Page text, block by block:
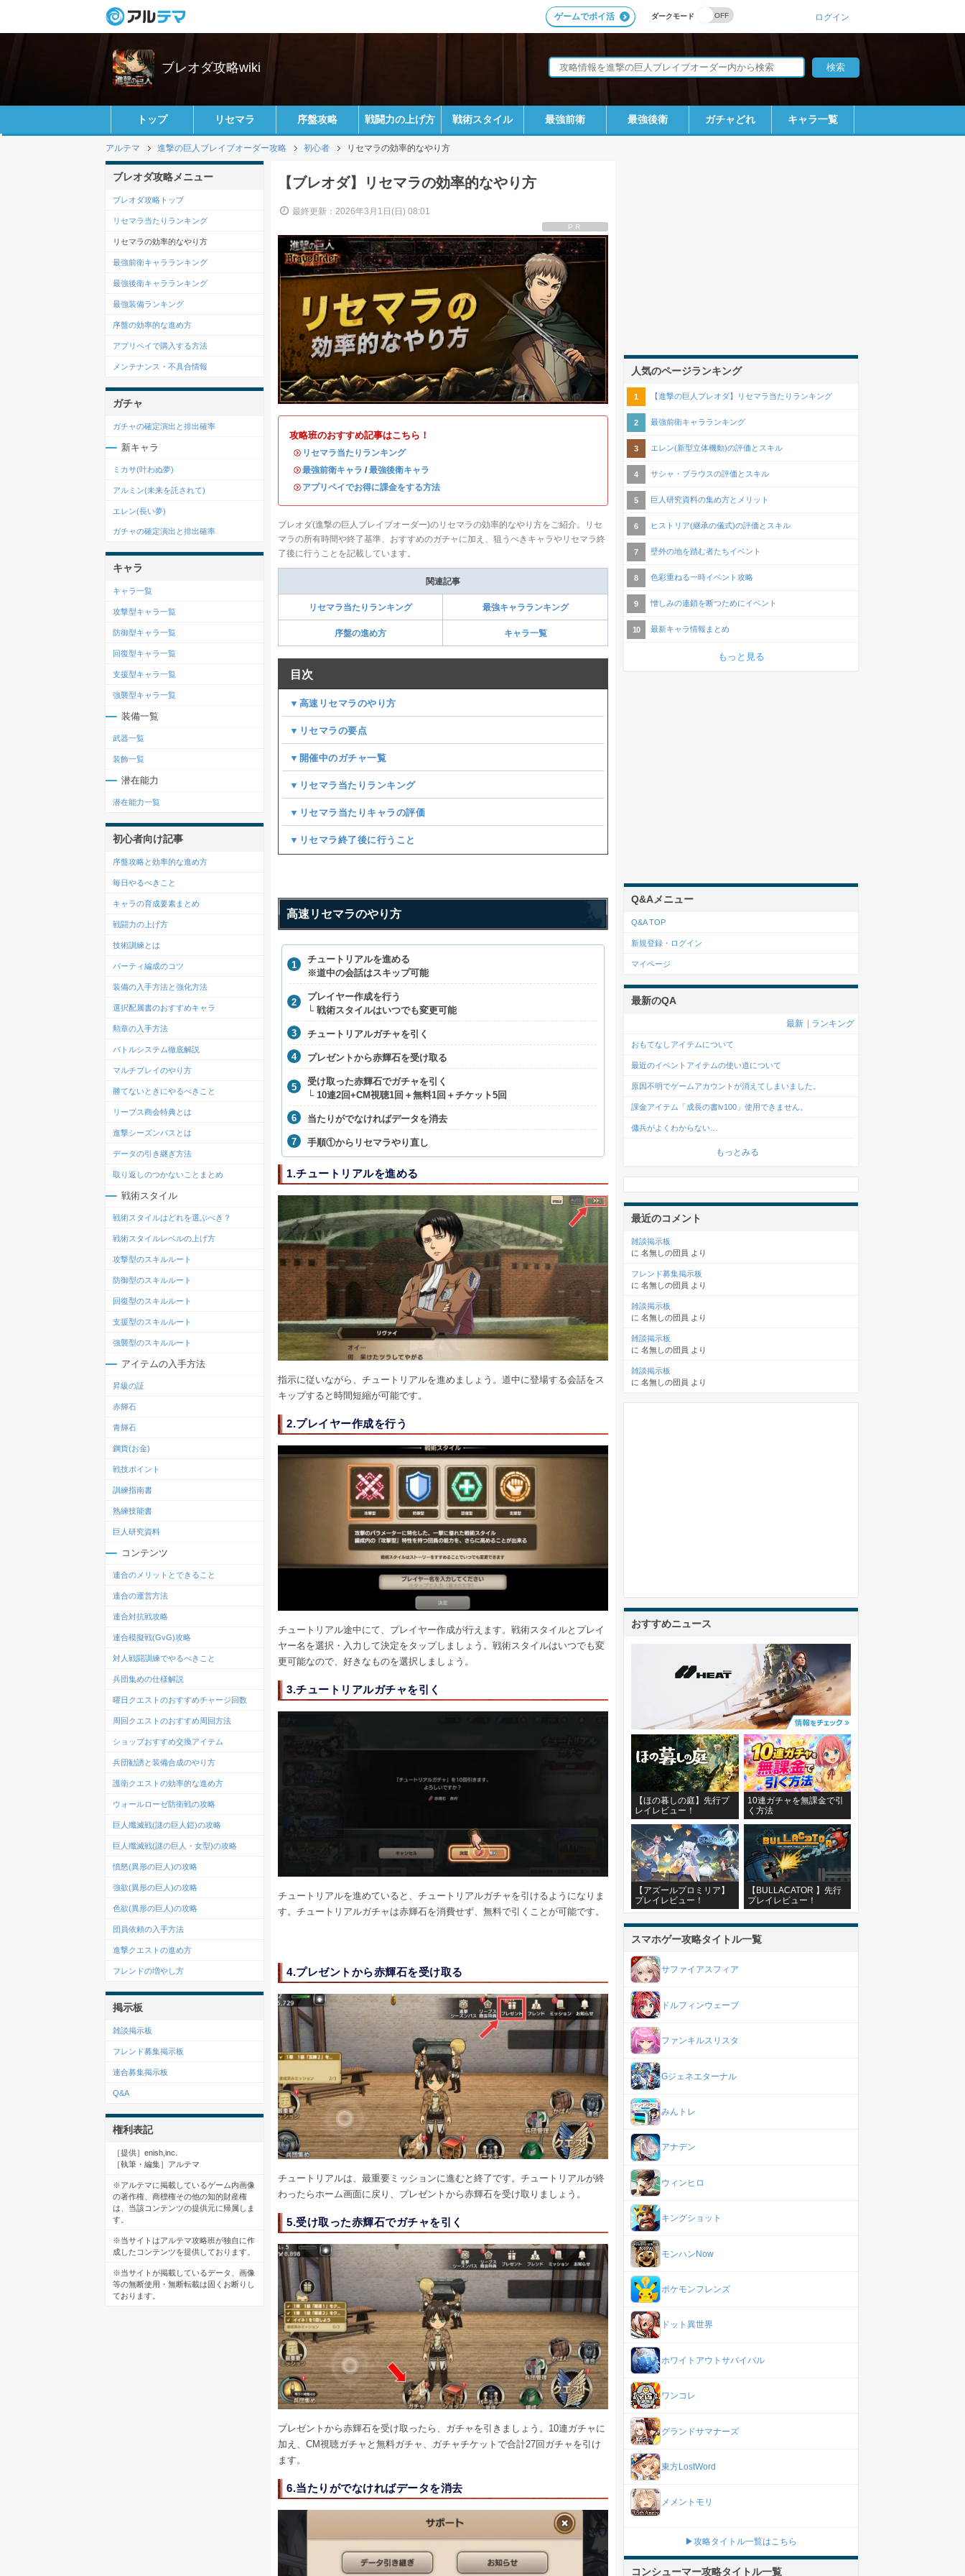
ダークモード
ゲームでポイ活 ログイン
ブレオダ攻略wiki
トップ リセマラ 序盤攻略 戦闘力の上げ方 戦術スタイル 最強前衛 最強後衛 ガチャどれ キャラ一覧
アルテマ 進撃の巨人ブレイブオーダー攻略 初心者 リセマラの効率的なやり方
【ブレオダ】リセマラの効率的なやり方
最終更新：2026年3月1日(日) 08:01
PR
攻略班のおすすめ記事はこちら！
・ リセマラ当たりランキング
・最強前衛キャラ / 最強後衛キャラ
・ アプリペイでお得に課金をする方法
ブレオダ(進撃の巨人ブレイブオーダー)のリセマラの効率的なやり方をご紹介。リセ
マラの所有時間や終了基準、おすすめのガチャに加え、狙うべきキャラやリセマラ終
了後に行うことを記載しています。
関連記事
リセマラ当たりランキング 最強キャラランキング
序盤の進め方 キャラ一覧
目次
▼高速リセマラのやり方
▼リセマラの要点
▼開催中のガチャ一覧
▼リセマラ当たりランキング
▼リセマラ当たりキャラの評価
▼リセマラ終了後に行うこと
高速リセマラのやり方
チュートリアルを進める
※道中の会話はスキップ可能
プレイヤー作成を行う
└ 戦術スタイルはいつでも変更可能
チュートリアルガチャを引く
プレゼントから赤輝石を受け取る
受け取った赤輝石でガチャを引く
└ 10連2回+CM視聴1回＋無料1回＋チケット5回
当たりがでなければデータを消去
手順①からリセマラやり直し
1.チュートリアルを進める
指示に従いながら、チュートリアルを進めましょう。道中に登場する会話をス
キップすると時間短縮が可能です。
2.プレイヤー作成を行う
チュートリアル途中にて、プレイヤー作成が行えます。戦術スタイルとプレイ
ヤー名を選択・入力して決定をタップしましょう。戦術スタイルはいつでも変
更可能なので、好きなものを選択しましょう。
3.チュートリアルガチャを引く
チュートリアルを進めていると、チュートリアルガチャを引けるようになりま
す。チュートリアルガチャは赤輝石を消費せず、無料で引くことが可能です。
4.プレゼントから赤輝石を受け取る
チュートリアルは、最重要ミッションに進むと終了です。チュートリアルが終
わったらホーム画面に戻り、プレゼントから赤輝石を受け取りましょう。
5.受け取った赤輝石でガチャを引く
プレゼントから赤輝石を受け取ったら、ガチャを引きましょう。10連ガチャに
加え、CM視聴ガチャと無料ガチャ、ガチャチケットで合計27回ガチャを引け
ます。
6.当たりがでなければデータを消去
ブレオダ攻略メニュー
ブレオダ攻略トップ
リセマラ当たりランキング
リセマラの効率的なやり方
最強前衛キャラランキング
最強後衛キャラランキング
最強装備ランキング
序盤の効率的な進め方
アプリペイで購入する方法
メンテナンス・不具合情報
ガチャ
ガチャの確定演出と排出確率
新キャラ
ミカサ(叶わぬ夢)
アルミン(未来を託されて)
エレン(長い夢)
ガチャの確定演出と排出確率
キャラ
キャラ一覧
攻撃型キャラ一覧
防御型キャラ一覧
回復型キャラ一覧
支援型キャラ一覧
強襲型キャラ一覧
装備一覧
武器一覧
装飾一覧
潜在能力
潜在能力一覧
初心者向け記事
序盤攻略と効率的な進め方
毎日やるべきこと
キャラの育成要素まとめ
戦闘力の上げ方
技術訓練とは
パーティ編成のコツ
装備の入手方法と強化方法
選択配属書のおすすめキャラ
勲章の入手方法
バトルシステム徹底解説
マルチプレイのやり方
勝てないときにやるべきこと
リーブス商会特典とは
進撃シーズンパスとは
データの引き継ぎ方法
取り返しのつかないことまとめ
戦術スタイル
戦術スタイルはどれを選ぶべき？
戦術スタイルレベルの上げ方
攻撃型のスキルルート
防御型のスキルルート
回復型のスキルルート
支援型のスキルルート
強襲型のスキルルート
アイテムの入手方法
昇級の証
赤輝石
青輝石
鋼貨(お金)
戦技ポイント
訓練指南書
熟練技能書
巨人研究資料
コンテンツ
連合のメリットとできること
連合の運営方法
連合対抗戦攻略
連合模擬戦(GvG)攻略
対人戦闘訓練でやるべきこと
兵団集めの仕様解説
曜日クエストのおすすめチャージ回数
周回クエストのおすすめ周回方法
ショップおすすめ交換アイテム
兵団勧誘と装備合成のやり方
護衛クエストの効率的な進め方
ウォールローゼ防衛戦の攻略
巨人殲滅戦(謎の巨人鎧)の攻略
巨人殲滅戦(謎の巨人・女型)の攻略
憤怒(異形の巨人)の攻略
強欲(異形の巨人)の攻略
色欲(異形の巨人)の攻略
団員依頼の入手方法
進撃クエストの進め方
フレンドの増やし方
掲示板
雑談掲示板
フレンド募集掲示板
連合募集掲示板
Q&A
権利表記
［提供］enish,inc.
［執筆・編集］アルテマ
※アルテマに掲載しているゲーム内画像
の著作権、商標権その他の知的財産権
は、当該コンテンツの提供元に帰属しま
す。
※当サイトはアルテマ攻略班が独自に作
成したコンテンツを提供しております。
※当サイトが掲載しているデータ、画像
等の無断使用・無断転載は固くお断りし
ております。
人気のページランキング
【進撃の巨人ブレオダ】リセマラ当たりランキング
最強前衛キャラランキング
エレン(新型立体機動)の評価とスキル
サシャ・ブラウスの評価とスキル
巨人研究資料の集め方とメリット
ヒストリア(継承の儀式)の評価とスキル
壁外の地を踏む者たちイベント
色彩重ねる一時イベント攻略
憎しみの連鎖を断つためにイベント
最新キャラ情報まとめ
もっと見る
Q&Aメニュー
Q&A TOP
新規登録・ログイン
マイページ
最新のQA
最新 ランキング
おもてなしアイテムについて
最近のイベントアイテムの使い道について
原因不明でゲームアカウントが消えてしまいました。
課金アイテム「成長の書lv100」使用できません。
傭兵がよくわからない…
もっとみる
最近のコメント
雑談掲示板
に 名無しの団員 より
フレンド募集掲示板
に 名無しの団員 より
雑談掲示板
に 名無しの団員 より
雑談掲示板
に 名無しの団員 より
雑談掲示板
に 名無しの団員 より
おすすめニュース
【ほの暮しの庭】先行プ
レイレビュー！
10連ガチャを無課金で引
く方法
【アズールプロミリア】
プレイレビュー！
【BULLACATOR 】先行
プレイレビュー！
スマホゲー攻略タイトル一覧
サファイアスフィア
ドルフィンウェーブ
ファンキルスリスタ
Gジェネエターナル
みんトレ
アナデン
ウィンヒロ
キングショット
モンハンNow
ポケモンフレンズ
ドット異世界
ホワイトアウトサバイバル
ワンコレ
グランドサマナーズ
東方LostWord
メメントモリ
▶攻略タイトル一覧はこちら
コンシューマー攻略タイトル一覧